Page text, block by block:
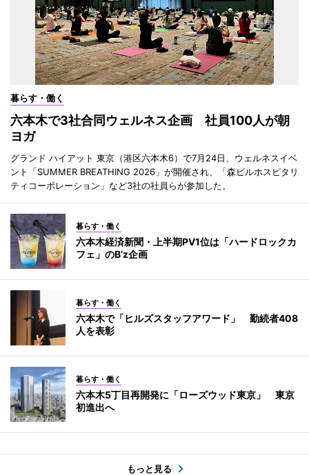
暮らす・働く
六本木で3社合同ウェルネス企画 社員100人が朝
ヨガ
グランド ハイアット 東京（港区六本木6）で7月24日、ウェルネスイベ
ント「SUMMER BREATHING 2026」が開催され、「森ビルホスピタリ
ティコーポレーション」など3社の社員らが参加した。
暮らす・働く
六本木経済新聞・上半期PV1位は「ハードロックカ
フェ」のB’z企画
暮らす・働く
六本木で「ヒルズスタッフアワード」 勤続者408
人を表彰
暮らす・働く
六本木5丁目再開発に「ローズウッド東京」 東京
初進出へ
もっと見る